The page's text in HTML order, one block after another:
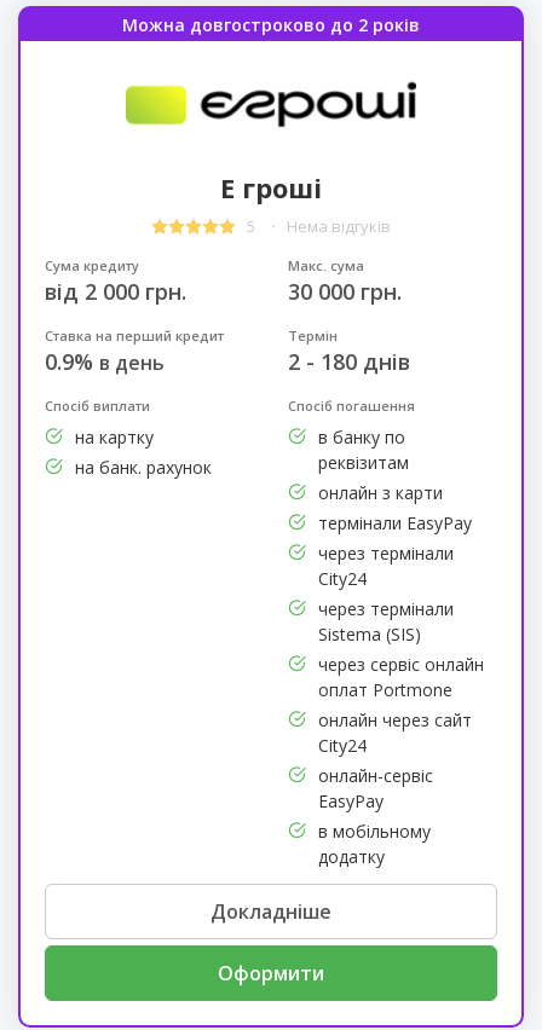
Можна довгостроково до 2 років
Е гроші
5 Нема відгуків
Сума кредиту
від 2 000 грн.
Макс. сума
30 000 грн.
Ставка на перший кредит
0.9% в день
Термін
2 - 180 днів
Спосіб виплати
на картку
на банк. рахунок
Спосіб погашення
в банку по
реквізитам
онлайн з карти
термінали EasyPay
через термінали
City24
через термінали
Sistema (SIS)
через сервіс онлайн
оплат Portmone
онлайн через сайт
City24
онлайн-сервіс
EasyPay
в мобільному
додатку
Докладніше
Оформити